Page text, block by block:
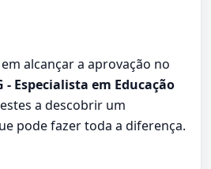
alcançar a aprovação no
- Especialista em Educação
a descobrir um
pode fazer toda a diferença.